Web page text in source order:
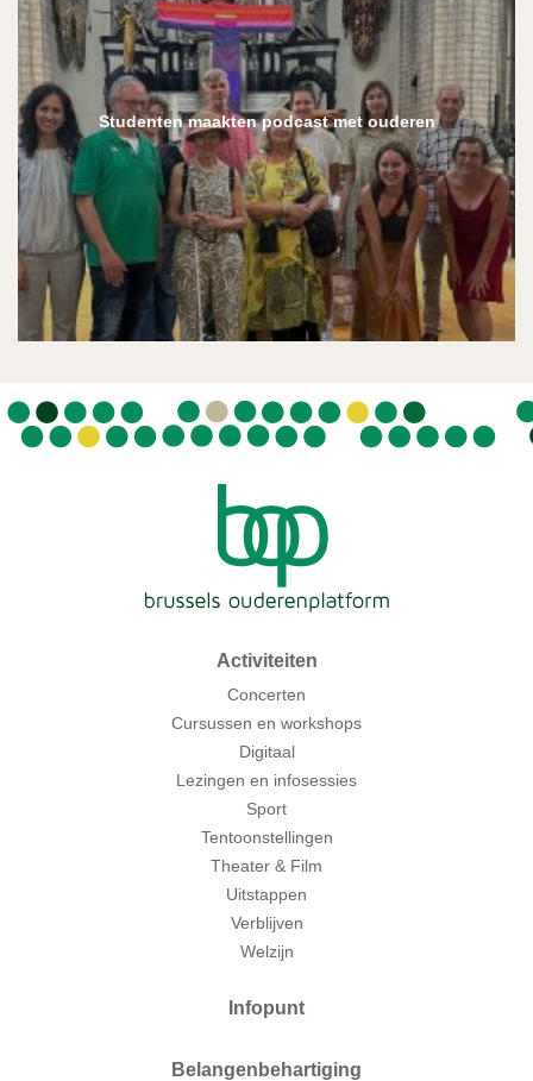
Studenten maakten podcast met ouderen
Activiteiten
Concerten
Cursussen en workshops
Digitaal
Lezingen en infosessies
Sport
Tentoonstellingen
Theater & Film
Uitstappen
Verblijven
Welzijn
Infopunt
Belangenbehartiging